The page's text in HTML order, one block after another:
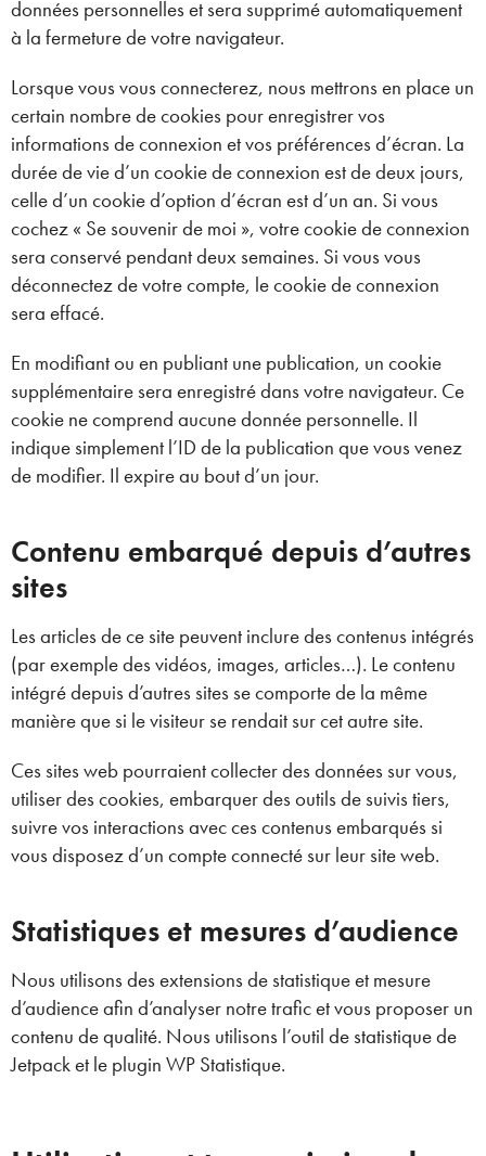
données personnelles et sera supprimé automatiquement
à la fermeture de votre navigateur.
Lorsque vous vous connecterez, nous mettrons en place un
certain nombre de cookies pour enregistrer vos
informations de connexion et vos préférences d’écran. La
durée de vie d’un cookie de connexion est de deux jours,
celle d’un cookie d’option d’écran est d’un an. Si vous
cochez « Se souvenir de moi », votre cookie de connexion
sera conservé pendant deux semaines. Si vous vous
déconnectez de votre compte, le cookie de connexion
sera effacé.
En modifiant ou en publiant une publication, un cookie
supplémentaire sera enregistré dans votre navigateur. Ce
cookie ne comprend aucune donnée personnelle. Il
indique simplement l’ID de la publication que vous venez
de modifier. Il expire au bout d’un jour.
Contenu embarqué depuis d’autres
sites
Les articles de ce site peuvent inclure des contenus intégrés
(par exemple des vidéos, images, articles…). Le contenu
intégré depuis d’autres sites se comporte de la même
manière que si le visiteur se rendait sur cet autre site.
Ces sites web pourraient collecter des données sur vous,
utiliser des cookies, embarquer des outils de suivis tiers,
suivre vos interactions avec ces contenus embarqués si
vous disposez d’un compte connecté sur leur site web.
Statistiques et mesures d’audience
Nous utilisons des extensions de statistique et mesure
d’audience afin d’analyser notre trafic et vous proposer un
contenu de qualité. Nous utilisons l’outil de statistique de
Jetpack et le plugin WP Statistique.